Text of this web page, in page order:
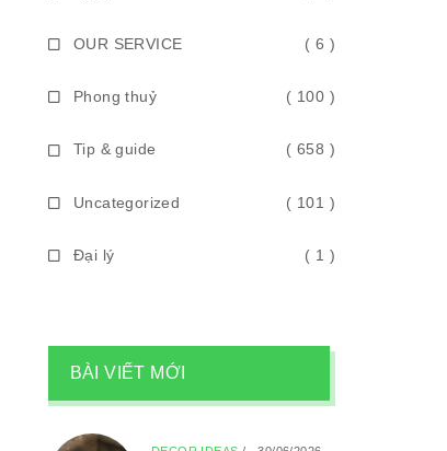
OUR SERVICE ( 6 )
Phong thuỷ ( 100 )
Tip & guide ( 658 )
Uncategorized ( 101 )
Đại lý ( 1 )
BÀI VIẾT MỚI